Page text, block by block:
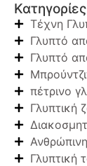
Τέχνη
Γλυπτό
Γλυπτό
πέτρινο
Γλυπτική
Γλυπτική